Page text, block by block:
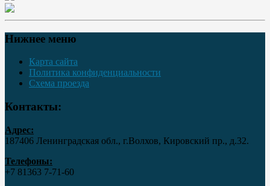
Нижнее меню
Карта сайта
Политика конфиденциальности
Схема проезда
Контакты:
Адрес:
187406 Ленинградская обл., г.Волхов, Кировский пр., д.32.
Телефоны:
+7 81363 7‑71-60